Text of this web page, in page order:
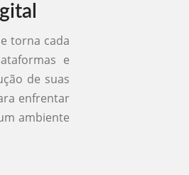
torna cada
e
de suas
enfrentar
ambiente